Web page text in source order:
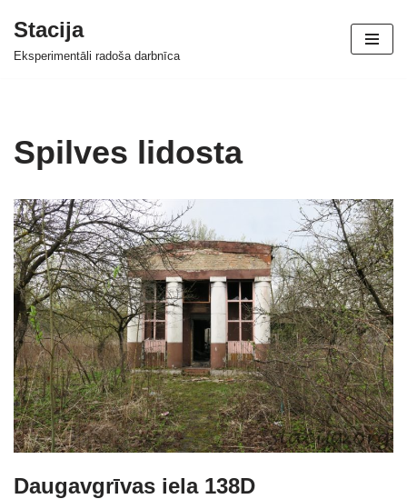
Skip
Stacija
Eksperimentāli radoša darbnīca
Spilves lidosta
Daugavgrīvas iela 138D